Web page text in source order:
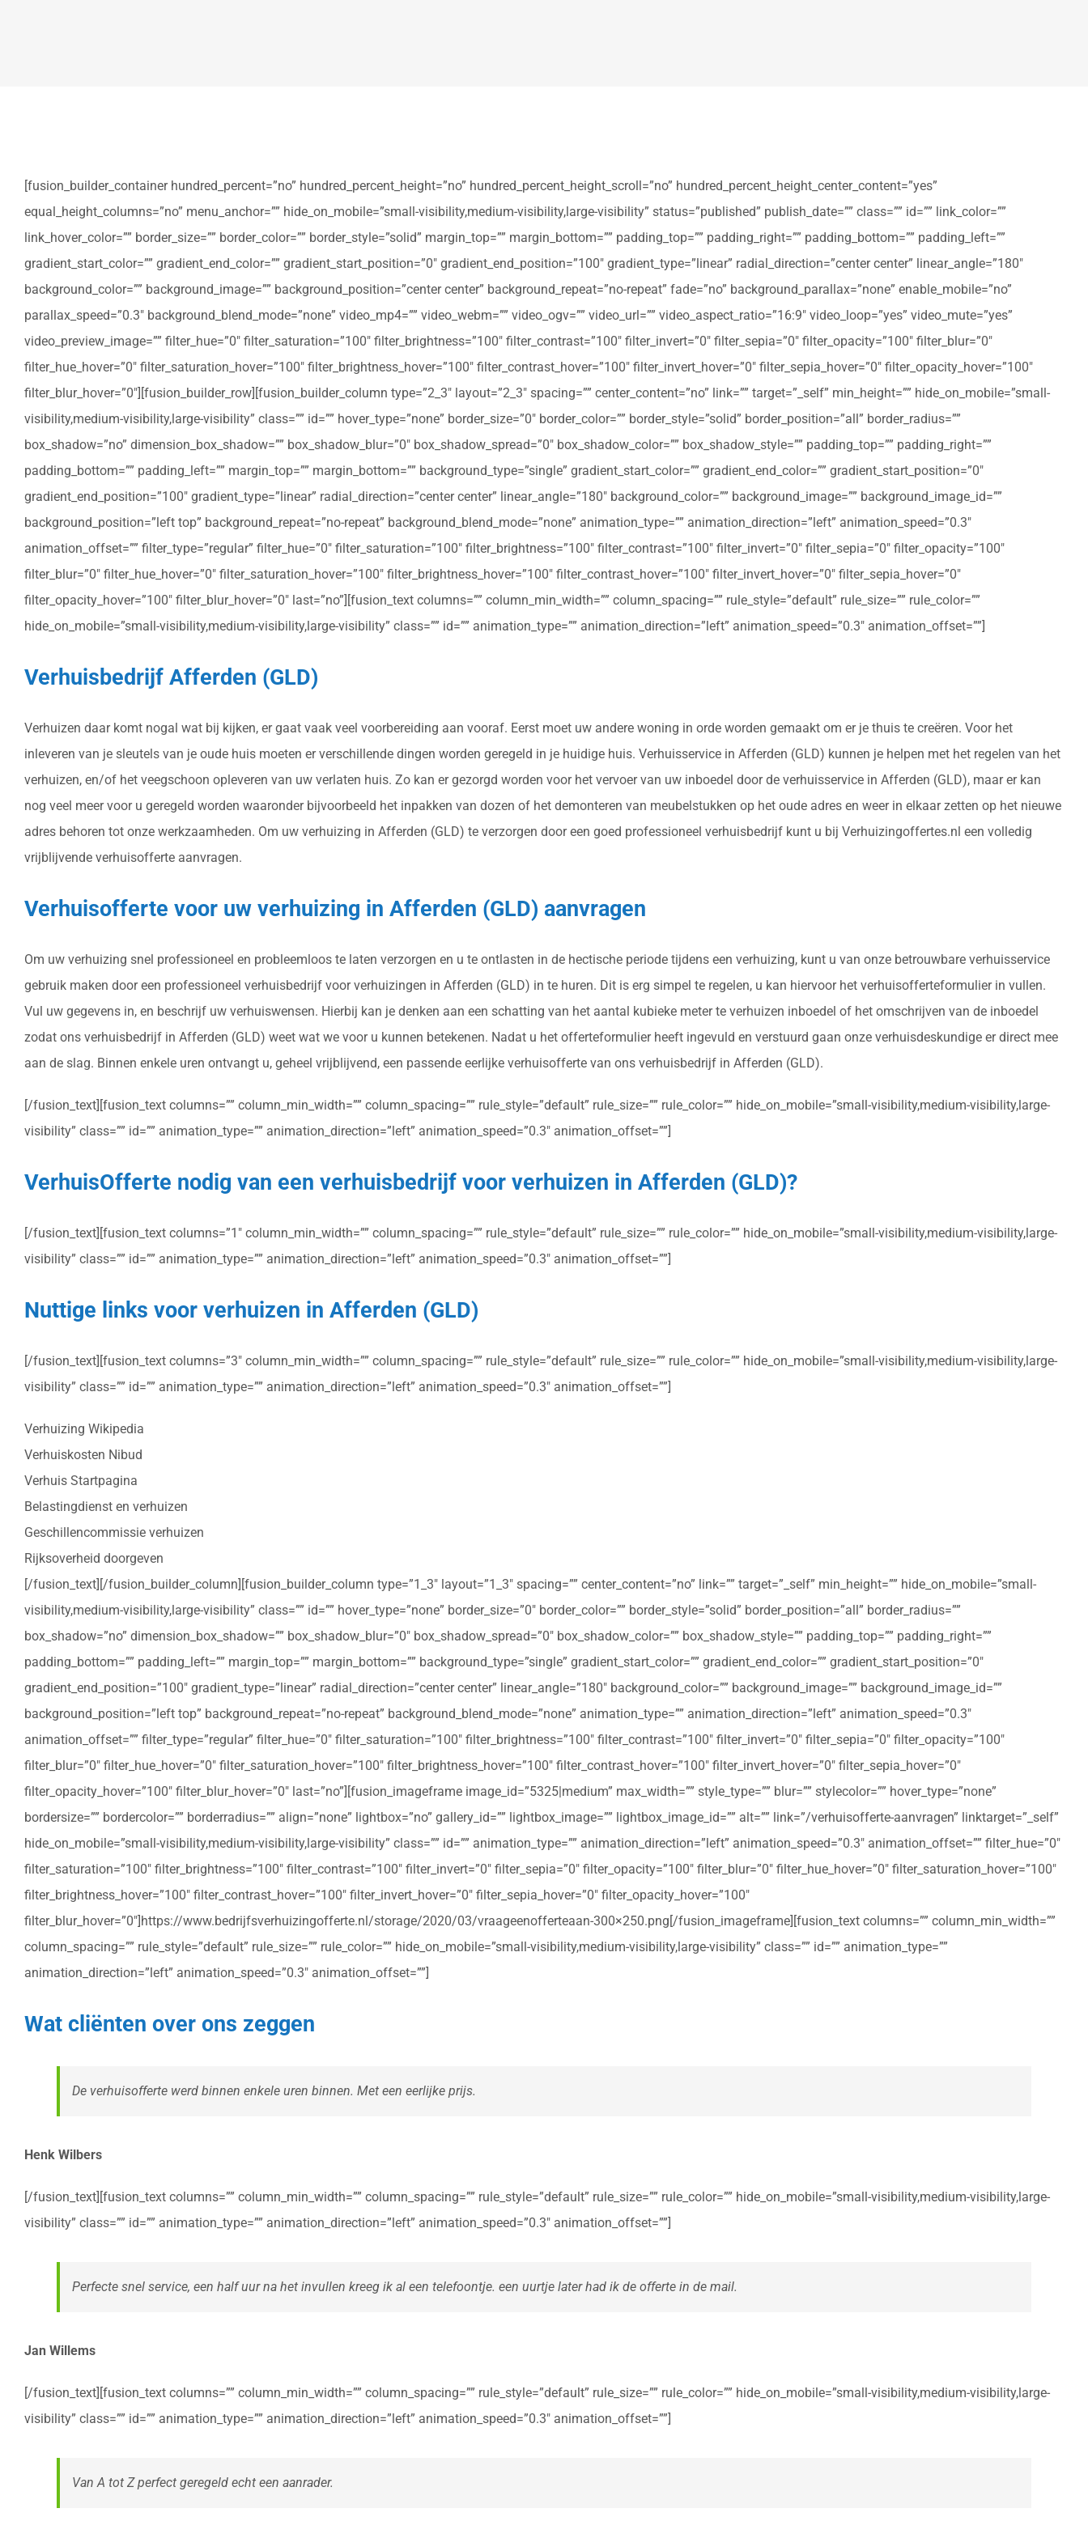
[fusion_builder_container hundred_percent=”no” hundred_percent_height=”no” hundred_percent_height_scroll=”no” hundred_percent_height_center_content=”yes”
equal_height_columns=”no” menu_anchor=”” hide_on_mobile=”small-visibility,medium-visibility,large-visibility” status=”published” publish_date=”” class=”” id=”” link_color=””
link_hover_color=”” border_size=”” border_color=”” border_style=”solid” margin_top=”” margin_bottom=”” padding_top=”” padding_right=”” padding_bottom=”” padding_left=””
gradient_start_color=”” gradient_end_color=”” gradient_start_position=”0″ gradient_end_position=”100″ gradient_type=”linear” radial_direction=”center center” linear_angle=”180″
background_color=”” background_image=”” background_position=”center center” background_repeat=”no-repeat” fade=”no” background_parallax=”none” enable_mobile=”no”
parallax_speed=”0.3″ background_blend_mode=”none” video_mp4=”” video_webm=”” video_ogv=”” video_url=”” video_aspect_ratio=”16:9″ video_loop=”yes” video_mute=”yes”
video_preview_image=”” filter_hue=”0″ filter_saturation=”100″ filter_brightness=”100″ filter_contrast=”100″ filter_invert=”0″ filter_sepia=”0″ filter_opacity=”100″ filter_blur=”0″
filter_hue_hover=”0″ filter_saturation_hover=”100″ filter_brightness_hover=”100″ filter_contrast_hover=”100″ filter_invert_hover=”0″ filter_sepia_hover=”0″ filter_opacity_hover=”100″
filter_blur_hover=”0″][fusion_builder_row][fusion_builder_column type=”2_3″ layout=”2_3″ spacing=”” center_content=”no” link=”” target=”_self” min_height=”” hide_on_mobile=”small-
visibility,medium-visibility,large-visibility” class=”” id=”” hover_type=”none” border_size=”0″ border_color=”” border_style=”solid” border_position=”all” border_radius=””
box_shadow=”no” dimension_box_shadow=”” box_shadow_blur=”0″ box_shadow_spread=”0″ box_shadow_color=”” box_shadow_style=”” padding_top=”” padding_right=””
padding_bottom=”” padding_left=”” margin_top=”” margin_bottom=”” background_type=”single” gradient_start_color=”” gradient_end_color=”” gradient_start_position=”0″
gradient_end_position=”100″ gradient_type=”linear” radial_direction=”center center” linear_angle=”180″ background_color=”” background_image=”” background_image_id=””
background_position=”left top” background_repeat=”no-repeat” background_blend_mode=”none” animation_type=”” animation_direction=”left” animation_speed=”0.3″
animation_offset=”” filter_type=”regular” filter_hue=”0″ filter_saturation=”100″ filter_brightness=”100″ filter_contrast=”100″ filter_invert=”0″ filter_sepia=”0″ filter_opacity=”100″
filter_blur=”0″ filter_hue_hover=”0″ filter_saturation_hover=”100″ filter_brightness_hover=”100″ filter_contrast_hover=”100″ filter_invert_hover=”0″ filter_sepia_hover=”0″
filter_opacity_hover=”100″ filter_blur_hover=”0″ last=”no”][fusion_text columns=”” column_min_width=”” column_spacing=”” rule_style=”default” rule_size=”” rule_color=””
hide_on_mobile=”small-visibility,medium-visibility,large-visibility” class=”” id=”” animation_type=”” animation_direction=”left” animation_speed=”0.3″ animation_offset=””]
Verhuisbedrijf Afferden (GLD)
Verhuizen daar komt nogal wat bij kijken, er gaat vaak veel voorbereiding aan vooraf. Eerst moet uw andere woning in orde worden gemaakt om er je thuis te creëren. Voor het
inleveren van je sleutels van je oude huis moeten er verschillende dingen worden geregeld in je huidige huis. Verhuisservice in Afferden (GLD) kunnen je helpen met het regelen van het
verhuizen, en/of het veegschoon opleveren van uw verlaten huis. Zo kan er gezorgd worden voor het vervoer van uw inboedel door de verhuisservice in Afferden (GLD), maar er kan
nog veel meer voor u geregeld worden waaronder bijvoorbeeld het inpakken van dozen of het demonteren van meubelstukken op het oude adres en weer in elkaar zetten op het nieuwe
adres behoren tot onze werkzaamheden. Om uw verhuizing in Afferden (GLD) te verzorgen door een goed professioneel verhuisbedrijf kunt u bij Verhuizingoffertes.nl een volledig
vrijblijvende verhuisofferte aanvragen.
Verhuisofferte voor uw verhuizing in Afferden (GLD) aanvragen
Om uw verhuizing snel professioneel en probleemloos te laten verzorgen en u te ontlasten in de hectische periode tijdens een verhuizing, kunt u van onze betrouwbare verhuisservice
gebruik maken door een professioneel verhuisbedrijf voor verhuizingen in Afferden (GLD) in te huren. Dit is erg simpel te regelen, u kan hiervoor het verhuisofferteformulier in vullen.
Vul uw gegevens in, en beschrijf uw verhuiswensen. Hierbij kan je denken aan een schatting van het aantal kubieke meter te verhuizen inboedel of het omschrijven van de inboedel
zodat ons verhuisbedrijf in Afferden (GLD) weet wat we voor u kunnen betekenen. Nadat u het offerteformulier heeft ingevuld en verstuurd gaan onze verhuisdeskundige er direct mee
aan de slag. Binnen enkele uren ontvangt u, geheel vrijblijvend, een passende eerlijke verhuisofferte van ons verhuisbedrijf in Afferden (GLD).
[/fusion_text][fusion_text columns=”” column_min_width=”” column_spacing=”” rule_style=”default” rule_size=”” rule_color=”” hide_on_mobile=”small-visibility,medium-visibility,large-
visibility” class=”” id=”” animation_type=”” animation_direction=”left” animation_speed=”0.3″ animation_offset=””]
VerhuisOfferte nodig van een verhuisbedrijf voor verhuizen in Afferden (GLD)?
[/fusion_text][fusion_text columns=”1″ column_min_width=”” column_spacing=”” rule_style=”default” rule_size=”” rule_color=”” hide_on_mobile=”small-visibility,medium-visibility,large-
visibility” class=”” id=”” animation_type=”” animation_direction=”left” animation_speed=”0.3″ animation_offset=””]
Nuttige links voor verhuizen in Afferden (GLD)
[/fusion_text][fusion_text columns=”3″ column_min_width=”” column_spacing=”” rule_style=”default” rule_size=”” rule_color=”” hide_on_mobile=”small-visibility,medium-visibility,large-
visibility” class=”” id=”” animation_type=”” animation_direction=”left” animation_speed=”0.3″ animation_offset=””]
Verhuizing Wikipedia
Verhuiskosten Nibud
Verhuis Startpagina
Belastingdienst en verhuizen
Geschillencommissie verhuizen
Rijksoverheid doorgeven
[/fusion_text][/fusion_builder_column][fusion_builder_column type=”1_3″ layout=”1_3″ spacing=”” center_content=”no” link=”” target=”_self” min_height=”” hide_on_mobile=”small-
visibility,medium-visibility,large-visibility” class=”” id=”” hover_type=”none” border_size=”0″ border_color=”” border_style=”solid” border_position=”all” border_radius=””
box_shadow=”no” dimension_box_shadow=”” box_shadow_blur=”0″ box_shadow_spread=”0″ box_shadow_color=”” box_shadow_style=”” padding_top=”” padding_right=””
padding_bottom=”” padding_left=”” margin_top=”” margin_bottom=”” background_type=”single” gradient_start_color=”” gradient_end_color=”” gradient_start_position=”0″
gradient_end_position=”100″ gradient_type=”linear” radial_direction=”center center” linear_angle=”180″ background_color=”” background_image=”” background_image_id=””
background_position=”left top” background_repeat=”no-repeat” background_blend_mode=”none” animation_type=”” animation_direction=”left” animation_speed=”0.3″
animation_offset=”” filter_type=”regular” filter_hue=”0″ filter_saturation=”100″ filter_brightness=”100″ filter_contrast=”100″ filter_invert=”0″ filter_sepia=”0″ filter_opacity=”100″
filter_blur=”0″ filter_hue_hover=”0″ filter_saturation_hover=”100″ filter_brightness_hover=”100″ filter_contrast_hover=”100″ filter_invert_hover=”0″ filter_sepia_hover=”0″
filter_opacity_hover=”100″ filter_blur_hover=”0″ last=”no”][fusion_imageframe image_id=”5325|medium” max_width=”” style_type=”” blur=”” stylecolor=”” hover_type=”none”
bordersize=”” bordercolor=”” borderradius=”” align=”none” lightbox=”no” gallery_id=”” lightbox_image=”” lightbox_image_id=”” alt=”” link=”/verhuisofferte-aanvragen” linktarget=”_self”
hide_on_mobile=”small-visibility,medium-visibility,large-visibility” class=”” id=”” animation_type=”” animation_direction=”left” animation_speed=”0.3″ animation_offset=”” filter_hue=”0″
filter_saturation=”100″ filter_brightness=”100″ filter_contrast=”100″ filter_invert=”0″ filter_sepia=”0″ filter_opacity=”100″ filter_blur=”0″ filter_hue_hover=”0″ filter_saturation_hover=”100″
filter_brightness_hover=”100″ filter_contrast_hover=”100″ filter_invert_hover=”0″ filter_sepia_hover=”0″ filter_opacity_hover=”100″
filter_blur_hover=”0″]https://www.bedrijfsverhuizingofferte.nl/storage/2020/03/vraageenofferteaan-300×250.png[/fusion_imageframe][fusion_text columns=”” column_min_width=””
column_spacing=”” rule_style=”default” rule_size=”” rule_color=”” hide_on_mobile=”small-visibility,medium-visibility,large-visibility” class=”” id=”” animation_type=””
animation_direction=”left” animation_speed=”0.3″ animation_offset=””]
Wat cliënten over ons zeggen
De verhuisofferte werd binnen enkele uren binnen. Met een eerlijke prijs.
Henk Wilbers
[/fusion_text][fusion_text columns=”” column_min_width=”” column_spacing=”” rule_style=”default” rule_size=”” rule_color=”” hide_on_mobile=”small-visibility,medium-visibility,large-
visibility” class=”” id=”” animation_type=”” animation_direction=”left” animation_speed=”0.3″ animation_offset=””]
Perfecte snel service, een half uur na het invullen kreeg ik al een telefoontje. een uurtje later had ik de offerte in de mail.
Jan Willems
[/fusion_text][fusion_text columns=”” column_min_width=”” column_spacing=”” rule_style=”default” rule_size=”” rule_color=”” hide_on_mobile=”small-visibility,medium-visibility,large-
visibility” class=”” id=”” animation_type=”” animation_direction=”left” animation_speed=”0.3″ animation_offset=””]
Van A tot Z perfect geregeld echt een aanrader.